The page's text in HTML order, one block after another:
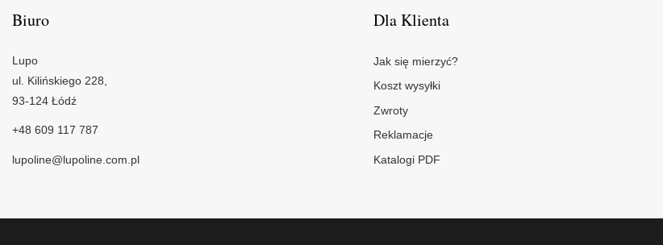
Biuro
Lupo
ul. Kilińskiego 228,
93-124 Łódź
+48 609 117 787
lupoline@lupoline.com.pl
Dla Klienta
Jak się mierzyć?
Koszt wysyłki
Zwroty
Reklamacje
Katalogi PDF